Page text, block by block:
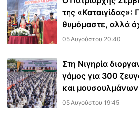
της «Καταιγίδας»:
θυμόμαστε, αλλά
05 Αυγούστου 20:40
Στη Νιγηρία
γάμος για 300
και μουσουλμάνων
05 Αυγούστου 19:45